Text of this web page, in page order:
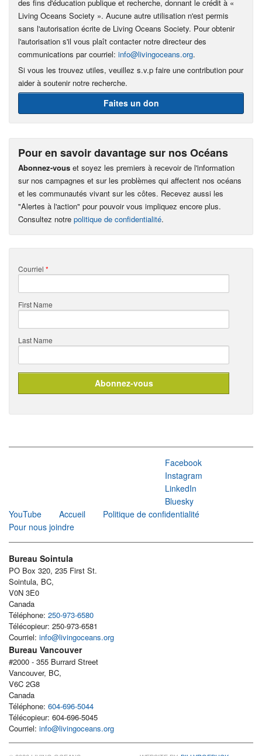
des fins d'éducation publique et recherche, donnant le crédit à «
Living Oceans Society ». Aucune autre utilisation n'est permis
sans l'autorisation écrite de Living Oceans Society. Pour obtenir
l'autorisation s'il vous plaît contacter notre directeur des
communications par courriel: info@livingoceans.org.
Si vous les trouvez utiles, veuillez s.v.p faire une contribution pour
aider à soutenir notre recherche.
Faites un don
Pour en savoir davantage sur nos Océans
Abonnez-vous et soyez les premiers à recevoir de l'information
sur nos campagnes et sur les problèmes qui affectent nos océans
et les communautés vivant sur les côtes. Recevez aussi les
"Alertes à l'action" pour pouvoir vous impliquez encore plus.
Consultez notre politique de confidentialité.
Courriel *
First Name
Last Name
Facebook
Instagram
LinkedIn
Bluesky
YouTube
Accueil
Politique de confidentialité
Pour nous joindre
Bureau Sointula
PO Box 320, 235 First St.
Sointula, BC,
V0N 3E0
Canada
Téléphone: 250-973-6580
Télécopieur: 250-973-6581
Courriel: info@livingoceans.org
Bureau Vancouver
#2000 - 355 Burrard Street
Vancouver, BC,
V6C 2G8
Canada
Téléphone: 604-696-5044
Télécopieur: 604-696-5045
Courriel: info@livingoceans.org